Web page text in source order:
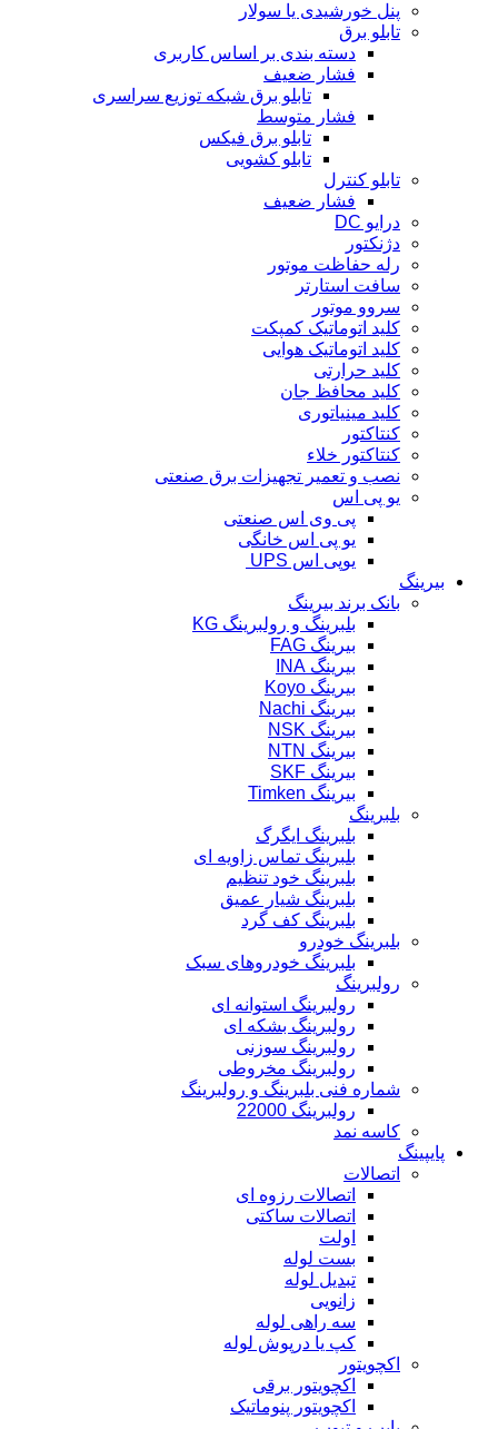
پنل خورشیدی یا سولار
تابلو برق
دسته بندی بر اساس کاربری
فشار ضعیف
تابلو برق شبکه توزیع سراسری
فشار متوسط
تابلو برق فیکس
تابلو کشویی
تابلو کنترل
فشار ضعیف
درایو DC
دژنکتور
رله حفاظت موتور
سافت استارتر
سروو موتور
کلید اتوماتیک کمپکت
کلید اتوماتیک هوایی
کلید حرارتی
کلید محافظ جان
کلید مینیاتوری
کنتاکتور
کنتاکتور خلاء
نصب و تعمیر تجهیزات برق صنعتی
یو پی اس
پی وی اس صنعتی
یو پی اس خانگی
یوپی اس UPS
بیرینگ
بانک برند بیرینگ
بلبرینگ و رولبرینگ KG
بیرینگ FAG
بیرینگ INA
بیرینگ Koyo
بیرینگ Nachi
بیرینگ NSK
بیرینگ NTN
بیرینگ SKF
بیرینگ Timken
بلبرینگ
بلبرینگ ایگرگ
بلبرینگ تماس زاویه ای
بلبرینگ خود تنظیم
بلبرینگ شیار عمیق
بلبرینگ کف گرد
بلبرینگ خودرو
بلبرینگ خودروهای سبک
رولبرینگ
رولبرینگ استوانه ای
رولبرینگ بشکه ای
رولبرینگ سوزنی
رولبرینگ مخروطی
شماره فنی بلبرینگ و رولبرینگ
رولبرینگ 22000
کاسه نمد
پایپینگ
اتصالات
اتصالات رزوه ای
اتصالات ساکتی
اولت
بست لوله
تبدیل لوله
زانویی
سه راهی لوله
کپ یا درپوش لوله
اکچویتور
اکچویتور برقی
اکچویتور پنوماتیک